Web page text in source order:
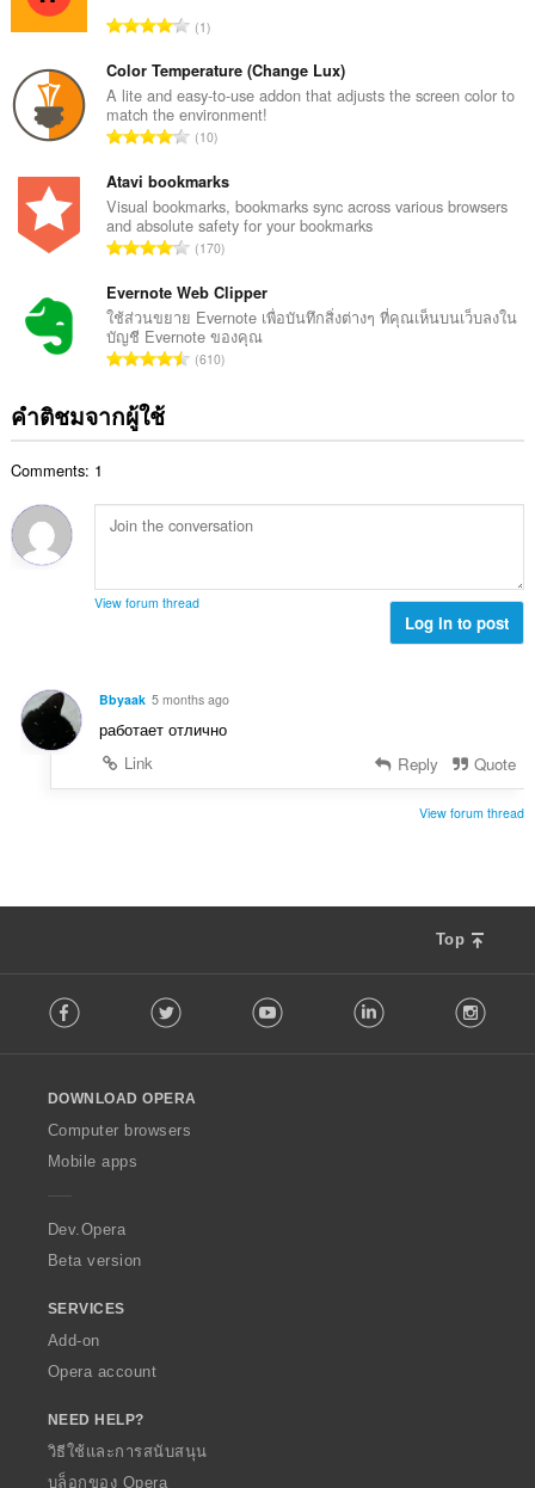
ะ
น
น
ร
ว
ม
ทั้
ง
ห
ด
:
จำ
ว
น
ค
ะ
น
น
ร
ว
ม
ทั้
ง
ห
1
Color Temperature (Change Lux)
A lite and easy-to-use addon that adjusts the screen color to
match the environment!
จำ
ว
น
ค
ะ
น
น
ร
ว
ง
ด
:
10
Atavi bookmarks
Visual bookmarks, bookmarks sync across various browsers
and absolute safety for your bookmarks
จำ
ว
น
ค
ะ
น
ม
ทั้
ม
170
Evernote Web Clipper
ใช้ส่วนขยาย Evernote เพื่อบันทึกสิ่งต่างๆ ที่คุณเห็นบนเว็บลงใน
บัญชี Evernote ของคุณ
จำ
แ
น
ว
ห
ด
610
คำติชมจากผู้ใช้
Comments: 1
View forum thread
Log in to post
Bbyaak 5 months ago
работает отлично
Link
Reply Quote
View forum thread
Top
o
w
O
p
a
Facebook Twitter Youtube LinkedIn
DOWNLOAD OPERA
Computer browsers
Mobile apps
Dev.Opera
Beta version
SERVICES
Add-on
Opera account
NEED HELP?
วิธีใช้และการสนับสนุน
บล็อกของ Opera